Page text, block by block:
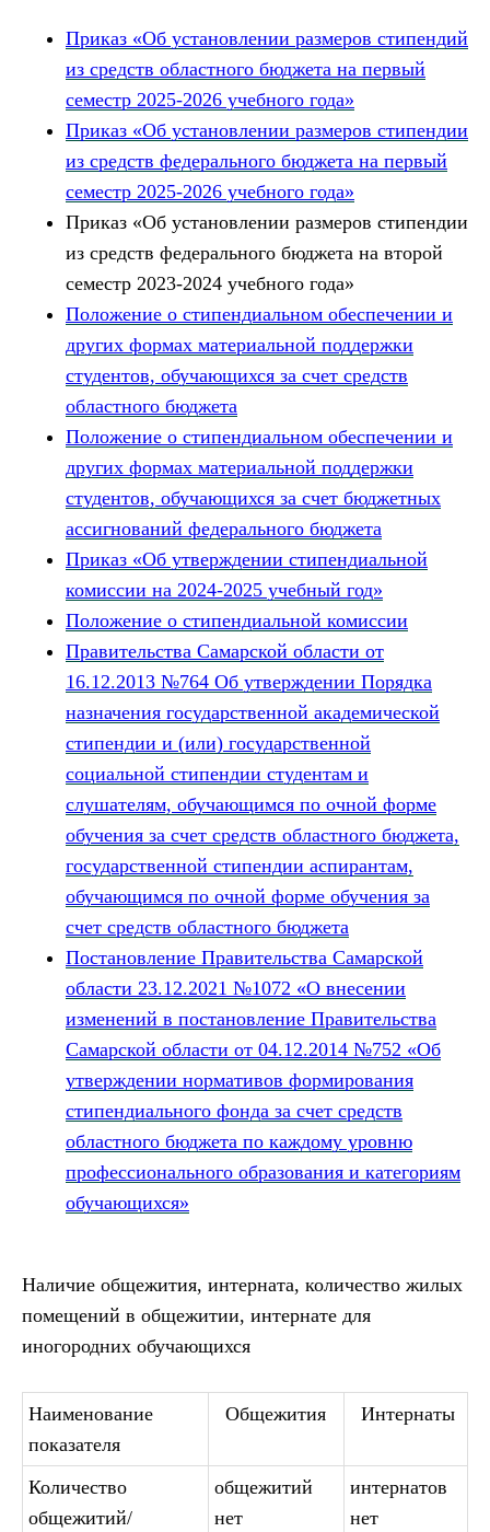
Приказ «Об установлении размеров стипендий
из средств областного бюджета на первый
семестр 2025-2026 учебного года»
Приказ «Об установлении размеров стипендии
из средств федерального бюджета на первый
семестр 2025-2026 учебного года»
Приказ «Об установлении размеров стипендии
из средств федерального бюджета на второй
семестр 2023-2024 учебного года»
Положение о стипендиальном обеспечении и
других формах материальной поддержки
студентов, обучающихся за счет средств
областного бюджета
Положение о стипендиальном обеспечении и
других формах материальной поддержки
студентов, обучающихся за счет бюджетных
ассигнований федерального бюджета
Приказ «Об утверждении стипендиальной
комиссии на 2024-2025 учебный год»
Положение о стипендиальной комиссии
Правительства Самарской области от
16.12.2013 №764 Об утверждении Порядка
назначения государственной академической
стипендии и (или) государственной
социальной стипендии студентам и
слушателям, обучающимся по очной форме
обучения за счет средств областного бюджета,
государственной стипендии аспирантам,
обучающимся по очной форме обучения за
счет средств областного бюджета
Постановление Правительства Самарской
области 23.12.2021 №1072 «О внесении
изменений в постановление Правительства
Самарской области от 04.12.2014 №752 «Об
утверждении нормативов формирования
стипендиального фонда за счет средств
областного бюджета по каждому уровню
профессионального образования и категориям
обучающихся»
Наличие общежития, интерната, количество жилых
помещений в общежитии, интернате для
иногородних обучающихся
Наименование
показателя
Общежития Интернаты
Количество
общежитий/
общежитий
нет
интернатов
нет